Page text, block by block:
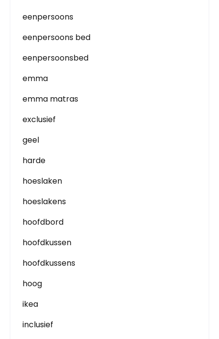
eenpersoons
eenpersoons bed
eenpersoonsbed
emma
emma matras
exclusief
geel
harde
hoeslaken
hoeslakens
hoofdbord
hoofdkussen
hoofdkussens
hoog
ikea
inclusief